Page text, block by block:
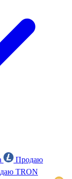
Продаю
TRON